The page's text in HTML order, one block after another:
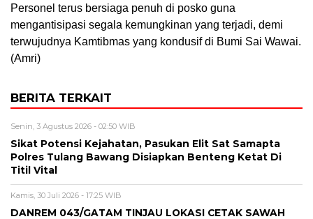
Personel terus bersiaga penuh di posko guna
mengantisipasi segala kemungkinan yang terjadi, demi
terwujudnya Kamtibmas yang kondusif di Bumi Sai Wawai.
(Amri)
BERITA TERKAIT
Senin, 3 Agustus 2026 - 02:50 WIB
Sikat Potensi Kejahatan, Pasukan Elit Sat Samapta
Polres Tulang Bawang Disiapkan Benteng Ketat Di
Titil Vital
Kamis, 30 Juli 2026 - 17:25 WIB
DANREM 043/GATAM TINJAU LOKASI CETAK SAWAH